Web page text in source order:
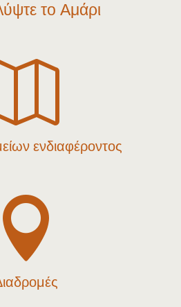
το Αμάρι

ενδιαφέροντος
